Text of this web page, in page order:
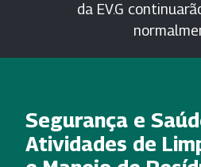
da EV.G
Segurança e
Atividades de